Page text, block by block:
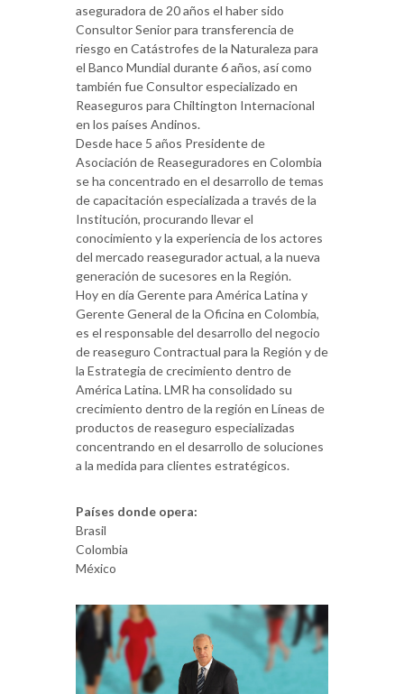
aseguradora de 20 años el haber sido
Consultor Senior para transferencia de
riesgo en Catástrofes de la Naturaleza para
el Banco Mundial durante 6 años, así como
también fue Consultor especializado en
Reaseguros para Chiltington Internacional
en los países Andinos.
Desde hace 5 años Presidente de
Asociación de Reaseguradores en Colombia
se ha concentrado en el desarrollo de temas
de capacitación especializada a través de la
Institución, procurando llevar el
conocimiento y la experiencia de los actores
del mercado reasegurador actual, a la nueva
generación de sucesores en la Región.
Hoy en día Gerente para América Latina y
Gerente General de la Oficina en Colombia,
es el responsable del desarrollo del negocio
de reaseguro Contractual para la Región y de
la Estrategia de crecimiento dentro de
América Latina. LMR ha consolidado su
crecimiento dentro de la región en Líneas de
productos de reaseguro especializadas
concentrando en el desarrollo de soluciones
a la medida para clientes estratégicos.
Países donde opera:
Brasil
Colombia
México